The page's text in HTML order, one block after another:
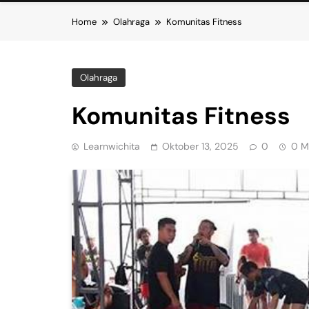
Home Olahraga Komunitas Fitness
Olahraga
Komunitas Fitness
Learnwichita Oktober 13, 2025 0 0